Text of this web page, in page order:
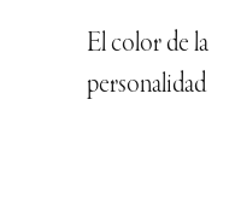
El color de la
personalidad